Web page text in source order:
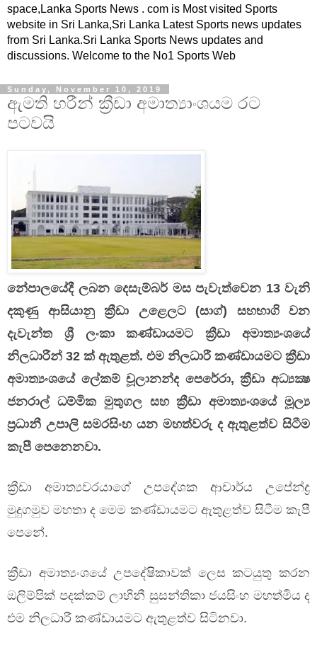
space,Lanka Sports News . com is Most visited Sports
website in Sri Lanka,Sri Lanka Latest Sports news updates
from Sri Lanka.Sri Lanka Sports News updates and
discussions. Welcome to the No1 Sports Web
Sunday, November 10, 2019
ඇමති හරීන් ක්‍රීඩා අමාත්‍යාංශයම රට
පටවයි
නේපාලයේදී ලබන දෙසැම්බර් මස පැවැත්වෙන 13 වැනි
දකුණු ආසියානු ක්‍රීඩා උළෙලට (සාග්) සහභාගි වන
දැවැන්ත ශ්‍රී ලංකා කණ්ඩායමට ක්‍රීඩා අමාත්‍යංශයේ
නිලධාරීන් 32 ක් ඇතුළත්. එම නිලධාරී කණ්ඩායමට ක්‍රීඩා
අමාත්‍යංශයේ ලේකම් චූලානන්ද පෙරේරා, ක්‍රීඩා අධ්‍යක්‍ෂ
ජනරාල් ධම්මික මුතුගල සහ ක්‍රීඩා අමාත්‍යංශයේ මූල්‍ය
ප්‍රධානී උපාලි සමරසිංහ යන මහත්වරු ද ඇතුළත්ව සිටීම
කැපී පෙනෙනවා.
ක්‍රීඩා අමාත්‍යවරයාගේ උපදේශක ආචාර්ය උපේන්ද්‍ර
මුදුගමුව මහතා ද මෙම කණ්ඩායමට ඇතුළත්ව සිටීම කැපී
පෙනේ.
ක්‍රීඩා අමාත්‍යංශයේ උපදේෂිකාවක් ලෙස කටයුතු කරන
ඔලිම්පික් පදක්කම් ලාභිනී සුසන්තිකා ජයසිංහ මහත්මිය ද
එම නිලධාරී කණ්ඩායමට ඇතුළත්ව සිටිනවා.